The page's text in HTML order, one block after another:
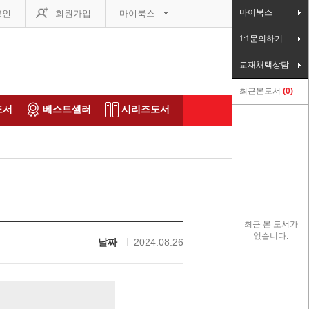
회원가입 마이북스
베스트셀러 시리즈도서
날짜 2024.08.26
마이북스
1:1문의하기
교재채택상담
최근본도서 0
최근 본 도서가
없습니다.